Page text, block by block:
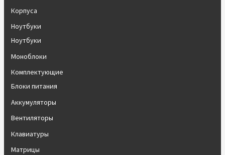
Корпуса
Ноутбуки
Ноутбуки
Моноблоки
Комплектующие
Блоки питания
Аккумуляторы
Вентиляторы
Клавиатуры
Матрицы